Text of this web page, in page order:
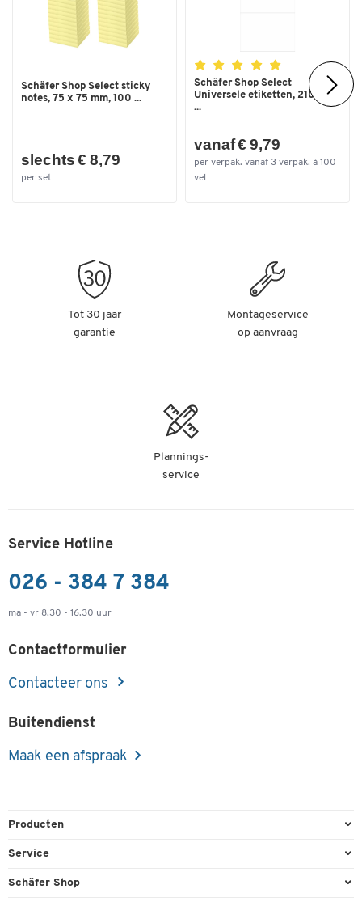
Schäfer Shop Select sticky
notes, 75 x 75 mm, 100 ...
slechts € 8,79
per set
Schäfer Shop Select
Universele etiketten, 210,0 x
...
vanaf € 9,79
per verpak. vanaf 3 verpak. à 100
vel
Tot 30 jaar
garantie
Montageservice
op aanvraag
Plannings-
service
Service Hotline
026 - 384 7 384
ma - vr 8.30 - 16.30 uur
Contactformulier
Contacteer ons
Buitendienst
Maak een afspraak
Producten
Kantoorbenodigdheden
Service
Bestelling herroepen
Schäfer Shop